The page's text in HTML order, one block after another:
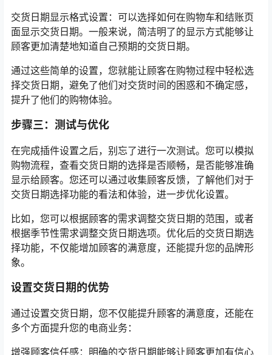
交货日期显示格式设置：可以选择如何在购物车和结账页
面显示交货日期。一般来说，简洁明了的显示方式能够让
顾客更加清楚地知道自己预期的交货日期。
通过这些简单的设置，您就能让顾客在购物过程中轻松选
择交货日期，避免了他们对交货时间的困惑和不确定感，
提升了他们的购物体验。
步骤三：测试与优化
在完成插件设置之后，别忘了进行一次测试。您可以模拟
购物流程，查看交货日期的选择是否顺畅，是否能够准确
显示给顾客。您还可以通过收集顾客反馈，了解他们对于
交货日期选择功能的看法和体验，进一步优化设置。
比如，您可以根据顾客的需求调整交货日期的范围，或者
根据季节性需求调整交货日期选项。优化后的交货日期选
择功能，不仅能增加顾客的满意度，还能提升您的品牌形
象。
设置交货日期的优势
通过设置交货日期，您不仅能提升顾客的满意度，还能在
多个方面提升您的电商业务：
增强顾客信任感：明确的交货日期能够让顾客更加有信心